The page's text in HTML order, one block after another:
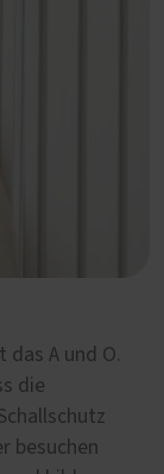
das A und O.
die
besuchen